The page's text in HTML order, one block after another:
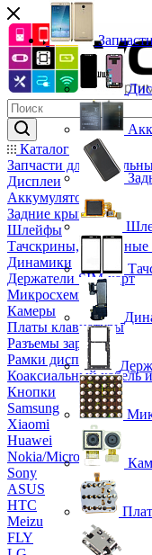
Каталог
Запчасти для
Дисплеи
Аккумуляторы
Задние крышки
Шлейфы
Тачскрины, сенсорные
Динамики
Держатели SIM-карт
Микросхемы
Камеры
Платы клавиатуры
Разъемы зарядки
Рамки дисплея
Коаксиальный кабель
Кнопки
Samsung
Xiaomi
Huawei
Nokia/Microsoft
Sony
ASUS
HTC
Meizu
FLY